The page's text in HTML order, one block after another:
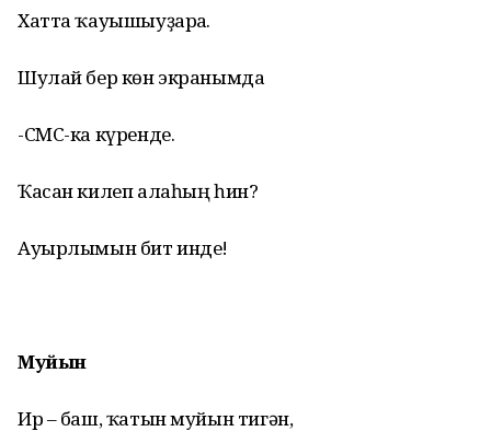
Хатта ҡауышыуҙарға.
Шулай бер көн экранымда
-СМС-ка күренде.
Ҡасан килеп алаһың һин?
Ауырлымын бит инде!
Муйын
Ир – баш, ҡатын муйын тигән,